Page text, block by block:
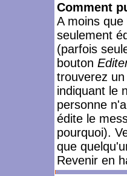
Comment
A moins
seulement
(parfois
bouton
trouverez
indiquant le
personne
édite le
pourquoi).
que
Revenir en